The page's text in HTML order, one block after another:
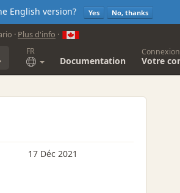
English version? Yes No, thanks
· Plus d'info ·
FR
Documentation
Connexion
Votre
17 Déc 2021